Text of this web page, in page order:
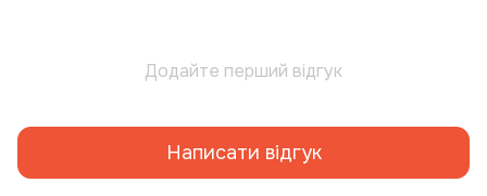
Додайте перший відгук
Написати відгук